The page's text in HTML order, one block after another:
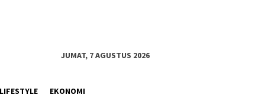
JUMAT, 7 AGUSTUS 2026
LIFESTYLE EKONOMI